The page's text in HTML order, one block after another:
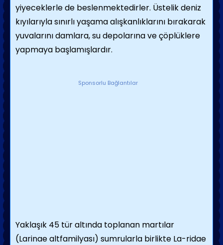
yiyeceklerle de beslenmektedirler. Üstelik deniz
kıyılarıyla sınırlı yaşama alış­kanlıklarını bırakarak
yuvalarını damlara, su depolarına ve çöplüklere
yapmaya başlamış­lardır.
Sponsorlu Bağlantılar
Yaklaşık 45 tür altında toplanan martılar
(Larinae altfamilyası) sumrularla birlikte La-ridae